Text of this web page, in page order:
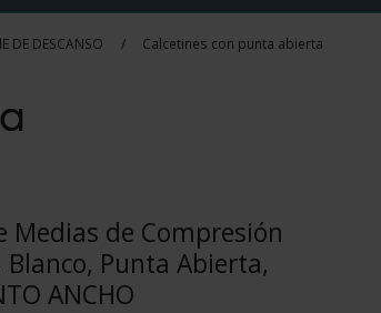
DE DESCANSO / Calcetines con punta abierta
Medias de Compresión
Blanco, Punta Abierta,
ANCHO